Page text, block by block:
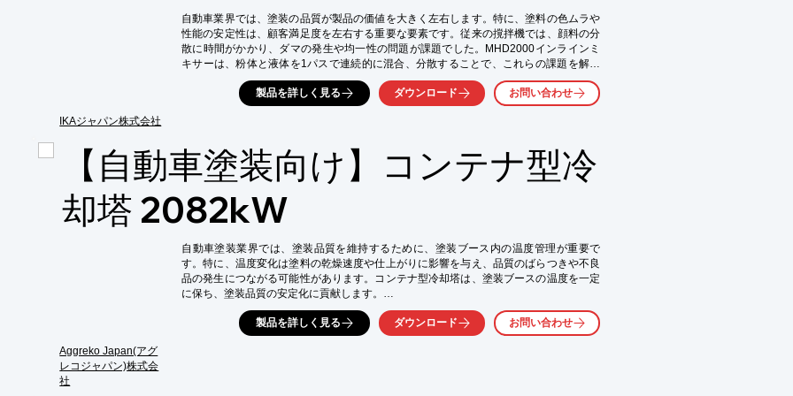
IKAジャパン株式会社
自動車業界では、塗装の品質が製品の価値を大きく左右します。特に、塗料の色ムラや
性能の安定性は、顧客満足度を左右する重要な要素です。従来の撹拌機では、顔料の分
散に時間がかかり、ダマの発生や均一性の問題が課題でした。MHD2000インラインミ
キサーは、粉体と液体を1パスで連続的に混合、分散することで、これらの課題を解決
し、高品質な塗装を実現します。
【活用シーン】
・インク製造
・顔料分散
【導入の効果】
・短時間で均一な分散が可能
・高品質な塗料の安定供給
・生産効率の大幅な向上
製品を詳しく見る ダウンロード お問い合わせ
【自動車塗装向け】コンテナ型冷
却塔 2082kW
Aggreko Japan(アグ
レコジャパン)株式会
社
自動車塗装業界では、塗装品質を維持するために、塗装ブース内の温度管理が重要で
す。特に、温度変化は塗料の乾燥速度や仕上がりに影響を与え、品質のばらつきや不良
品の発生につながる可能性があります。コンテナ型冷却塔は、塗装ブースの温度を一定
に保ち、塗装品質の安定化に貢献します。
【活用シーン】
・自動車塗装ブース
製品を詳しく見る ダウンロード お問い合わせ